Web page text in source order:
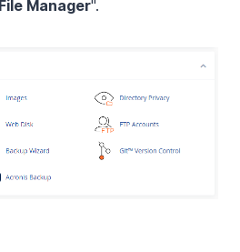
File Manager".